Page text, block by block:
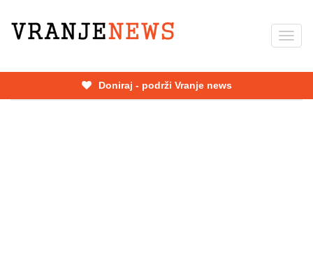
Skip
Doniraj - podrži Vranje news